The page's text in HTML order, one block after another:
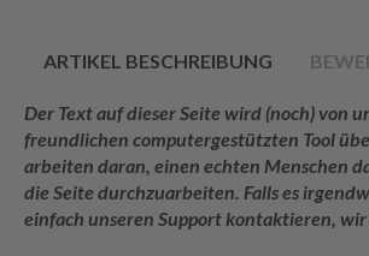
ARTIKEL BESCHREIBUNG
Der Text auf dieser Seite wird (noch) von
freundlichen computergestützten Tool
arbeiten daran, einen echten Menschen
die Seite durchzuarbeiten. Falls es
einfach unseren Support kontaktieren,